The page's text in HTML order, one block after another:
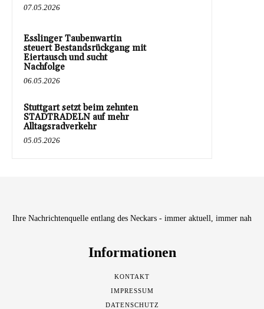
07.05.2026
Esslinger Taubenwartin
steuert Bestandsrückgang mit
Eiertausch und sucht
Nachfolge
06.05.2026
Stuttgart setzt beim zehnten
STADTRADELN auf mehr
Alltagsradverkehr
05.05.2026
Ihre Nachrichtenquelle entlang des Neckars - immer aktuell, immer nah
Informationen
KONTAKT
IMPRESSUM
DATENSCHUTZ